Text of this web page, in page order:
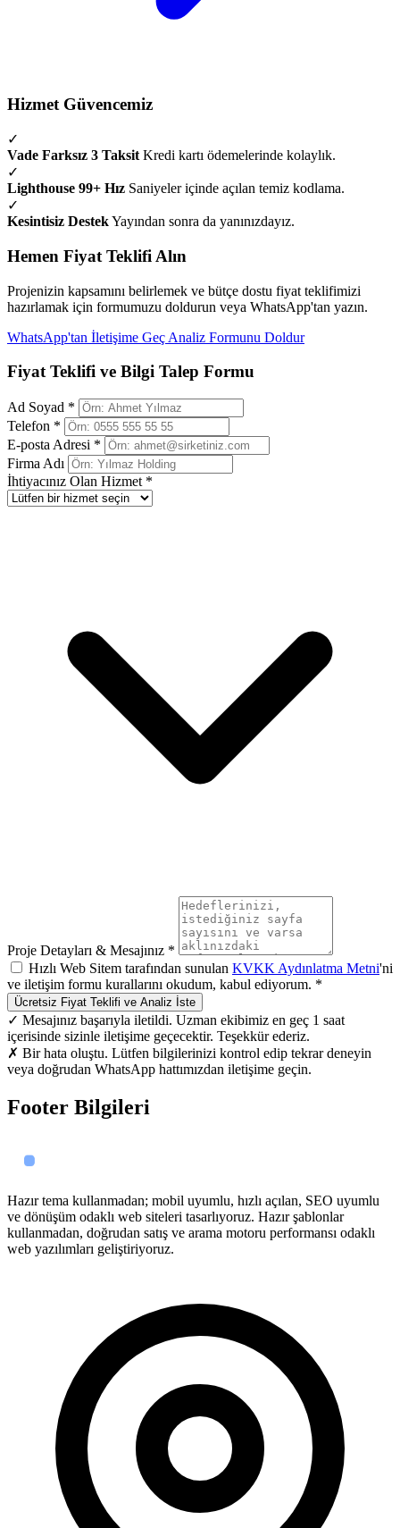
Hizmet Güvencemiz
✓
Vade Farksız 3 Taksit Kredi kartı ödemelerinde kolaylık.
✓
Lighthouse 99+ Hız Saniyeler içinde açılan temiz kodlama.
✓
Kesintisiz DestekYayından sonra da yanınızdayız.
Hemen Fiyat Teklifi Alın
Projenizin kapsamını belirlemek ve bütçe dostu fiyat teklifimizi
hazırlamak için formumuzu doldurun veya WhatsApp'tan yazın.
WhatsApp'tan İletişime Geç Analiz Formunu Doldur
Fiyat Teklifi ve Bilgi Talep Formu
Ad Soyad *
Telefon *
E-posta Adresi *
Firma Adı
İhtiyacınız Olan Hizmet *
Proje Detayları & Mesajınız *
Hızlı Web Sitem tarafından sunulan KVKK Aydınlatma Metni'ni
ve iletişim formu kurallarını okudum, kabul ediyorum. *
Ücretsiz Fiyat Teklifi ve Analiz İste
✓ Mesajınız başarıyla iletildi. Uzman ekibimiz en geç 1 saat
içerisinde sizinle iletişime geçecektir. Teşekkür ederiz.
✗ Bir hata oluştu. Lütfen bilgilerinizi kontrol edip tekrar deneyin
veya doğrudan WhatsApp hattımızdan iletişime geçin.
Footer Bilgileri
Hazır tema kullanmadan; mobil uyumlu, hızlı açılan, SEO uyumlu
ve dönüşüm odaklı web siteleri tasarlıyoruz. Hazır şablonlar
kullanmadan, doğrudan satış ve arama motoru performansı odaklı
web yazılımları geliştiriyoruz.